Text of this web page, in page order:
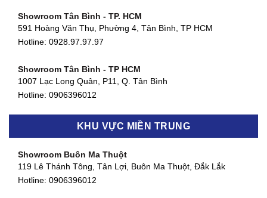
Showroom Tân Bình - TP. HCM
591 Hoàng Văn Thụ, Phường 4, Tân Bình, TP HCM
Hotline: 0928.97.97.97
Showroom Tân Bình - TP HCM
1007 Lạc Long Quân, P11, Q. Tân Bình
Hotline: 0906396012
Showroom Biên Hòa - Đồng Nai
Showroom Thuận An - Bình Dương
KHU VỰC MIỀN TRUNG
Showroom Buôn Ma Thuột
119 Lê Thánh Tông, Tân Lợi, Buôn Ma Thuột, Đắk Lắk
Hotline: 0906396012